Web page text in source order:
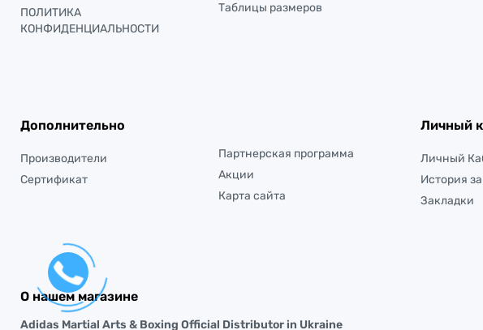
ПОЛИТИКА
КОНФИДЕНЦИАЛЬНОСТИ
Таблицы размеров
Дополнительно
Производители
Сертификат
Партнерская программа
Акции
Карта сайта
Личный
Личный
История
Закладки
О нашем магазине
Adidas Martial Arts & Boxing Official Distributor in Ukraine